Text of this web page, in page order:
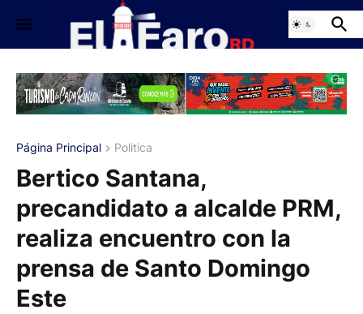
Página Principal Politica
Bertico Santana,
precandidato a alcalde PRM,
realiza encuentro con la
prensa de Santo Domingo
Este